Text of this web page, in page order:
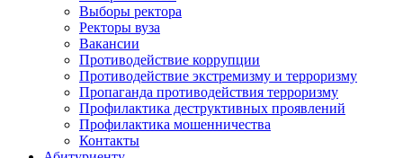
Выборы ректора
Ректоры вуза
Вакансии
Противодействие коррупции
Противодействие экстремизму и терроризму
Пропаганда противодействия терроризму
Профилактика деструктивных проявлений
Профилактика мошенничества
Контакты